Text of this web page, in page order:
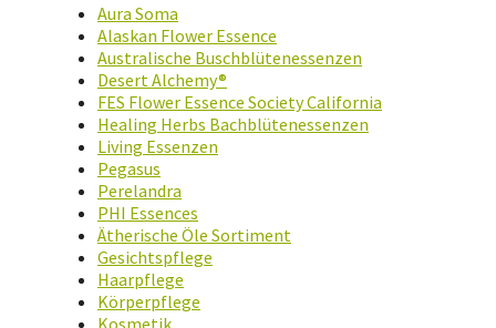
Aura Soma
Alaskan Flower Essence
Australische Buschblütenessenzen
Desert Alchemy®
FES Flower Essence Society California
Healing Herbs Bachblütenessenzen
Living Essenzen
Pegasus
Perelandra
PHI Essences
Ätherische Öle Sortiment
Gesichtspflege
Haarpflege
Körperpflege
Kosmetik